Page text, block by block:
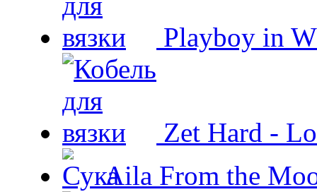
Playboy in
Zet Hard -
Aila From the